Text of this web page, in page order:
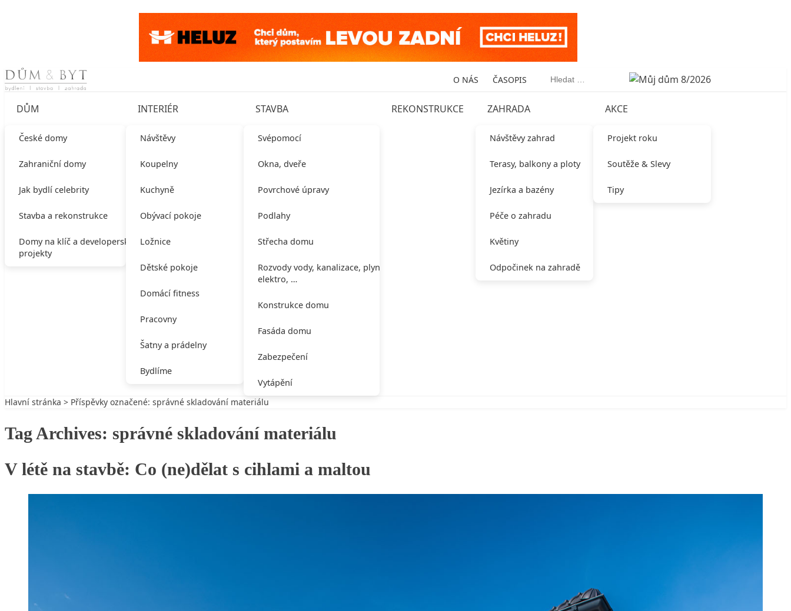
Skip to content O NÁS ČASOPIS Vyhledávání
DŮM
České domy
Zahraniční domy
Jak bydlí celebrity
Stavba a rekonstrukce
Domy na klíč a developerské
projekty
INTERIÉR
Návštěvy
Koupelny
Kuchyně
Obývací pokoje
Ložnice
Dětské pokoje
Domácí fitness
Pracovny
Šatny a prádelny
Bydlíme
STAVBA
Svépomocí
Okna, dveře
Povrchové úpravy
Podlahy
Střecha domu
Rozvody vody, kanalizace, plynu,
elektro, …
Konstrukce domu
Fasáda domu
Zabezpečení
Vytápění
REKONSTRUKCE ZAHRADA
Návštěvy zahrad
Terasy, balkony a ploty
Jezírka a bazény
Péče o zahradu
Květiny
Odpočinek na zahradě
AKCE
Projekt roku
Soutěže & Slevy
Tipy
Hlavní stránka > Příspěvky označené: správné skladování materiálu
Tag Archives: správné skladování materiálu
V létě na stavbě: Co (ne)dělat s cihlami a maltou